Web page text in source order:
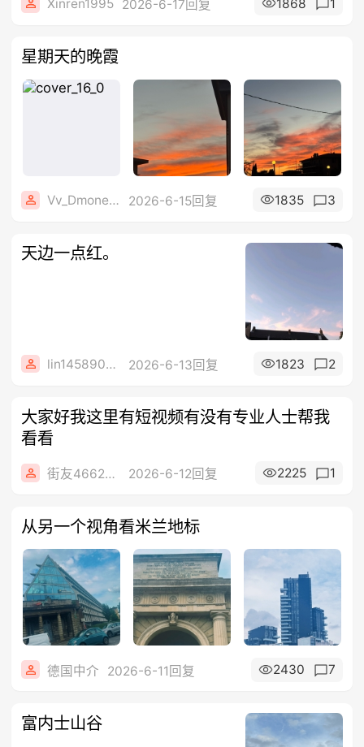
Xinren1995 2026-6-17回复 1868 1
星期天的晚霞
Vv_Dmone_vV 2026-6-15回复 1835 3
天边一点红。
lin14589077 2026-6-13回复 1823 2
大家好我这里有短视频有没有专业人士帮我
看看
街友46622610 2026-6-12回复 2225 1
从另一个视角看米兰地标
德国中介 2026-6-11回复 2430 7
富内士山谷